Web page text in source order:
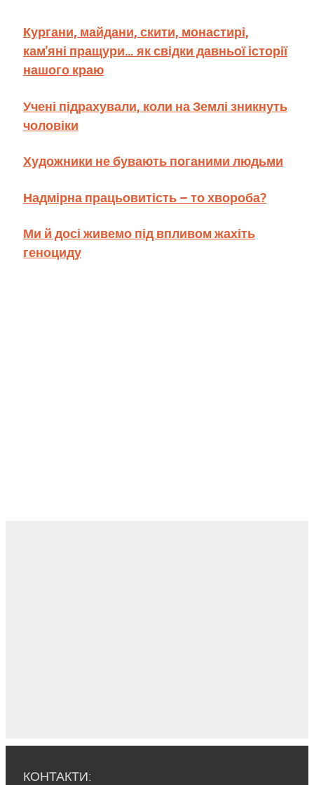
Кургани, майдани, скити, монастирі,
кам'яні пращури… як свідки давньої історії
нашого краю
Учені підрахували, коли на Землі зникнуть
чоловіки
Художники не бувають поганими людьми
Надмірна працьовитість – то хвороба?
Ми й досі живемо під впливом жахіть
геноциду
КОНТАКТИ: